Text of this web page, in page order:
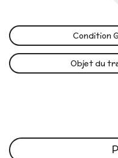
Condition
Objet du